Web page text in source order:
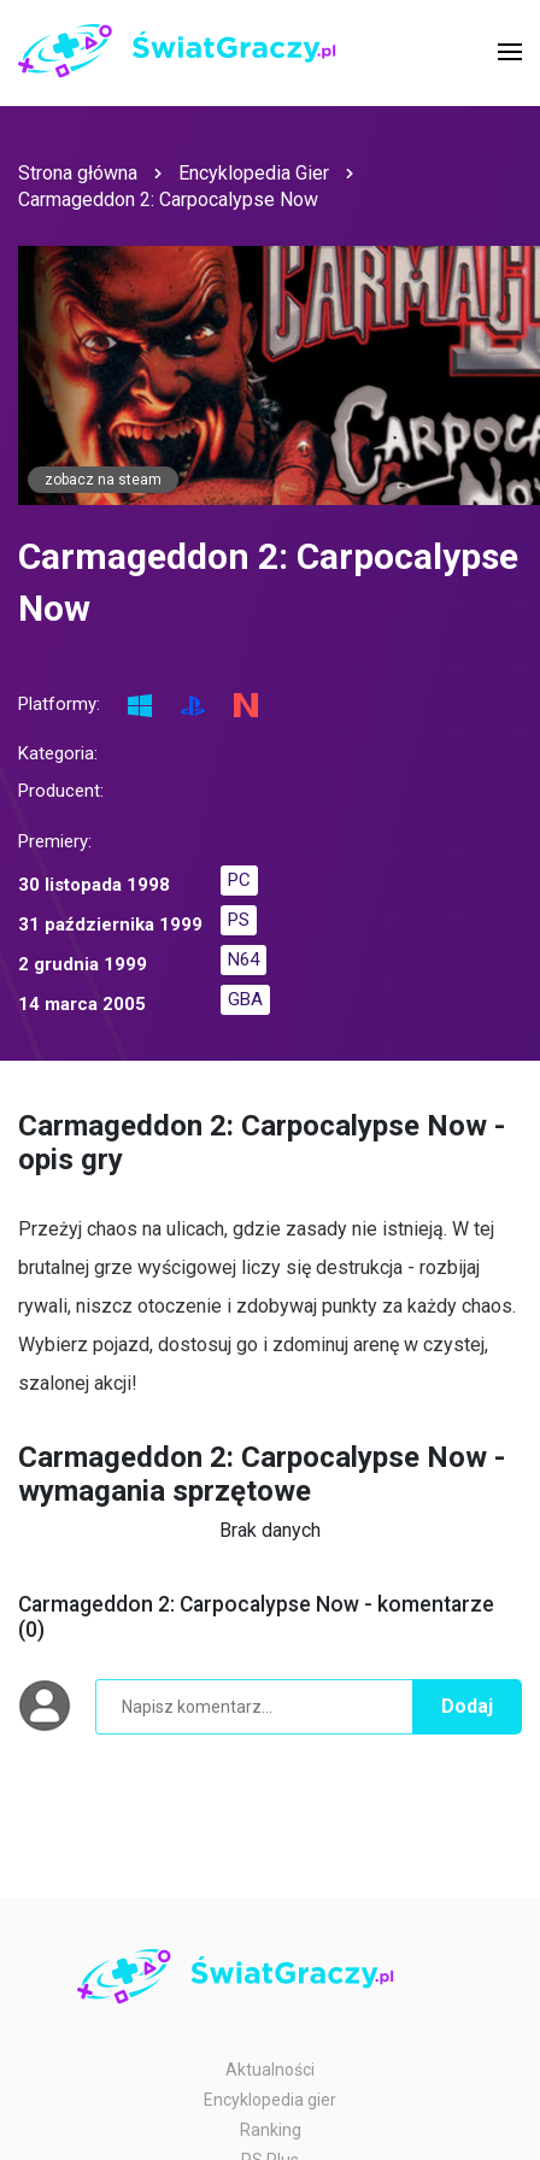
Strona główna
Encyklopedia Gier
Carmageddon 2: Carpocalypse Now
zobacz na steam
Carmageddon 2: Carpocalypse
Now
Platformy:
Kategoria:
Producent:
Premiery:
30 listopada 1998
PC
31 października 1999 PS
2 grudnia 1999 N64
14 marca 2005 GBA
Carmageddon 2: Carpocalypse Now -
opis gry
Przeżyj chaos na ulicach, gdzie zasady nie istnieją. W tej
brutalnej grze wyścigowej liczy się destrukcja - rozbijaj
rywali, niszcz otoczenie i zdobywaj punkty za każdy chaos.
Wybierz pojazd, dostosuj go i zdominuj arenę w czystej,
szalonej akcji!
Carmageddon 2: Carpocalypse Now -
wymagania sprzętowe
Brak danych
Carmageddon 2: Carpocalypse Now - komentarze
(0)
Dodaj
Aktualności
Encyklopedia gier
Ranking